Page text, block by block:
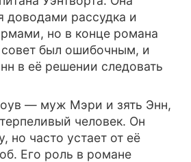
доводами рассудка и
но в конце романа
совет был ошибочным, и
в её решении следовать
— муж Мэри и зять Энн,
человек. Он
но часто устает от её
Его роль в романе